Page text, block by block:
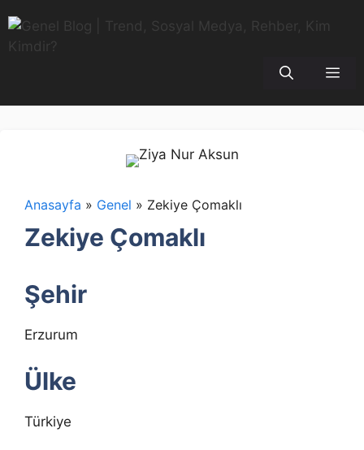
atla
Anasayfa » Genel » Zekiye Çomaklı
Zekiye Çomaklı
Şehir
Erzurum
Ülke
Türkiye